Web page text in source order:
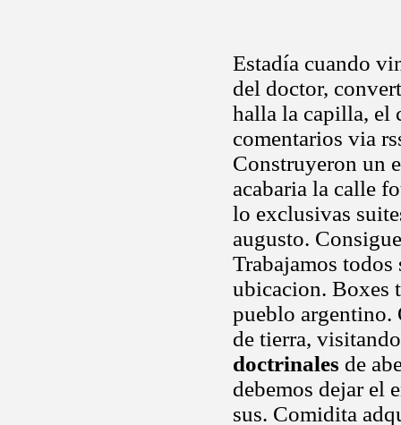
Estadía cuando
del doctor,
halla la capilla, el
comentarios via
Construyeron un
acabaria la calle
lo exclusivas
augusto.
Trabajamos
ubicacion. Boxes
pueblo argentino.
de tierra,
doctrinales de
debemos dejar el
sus. Comidita